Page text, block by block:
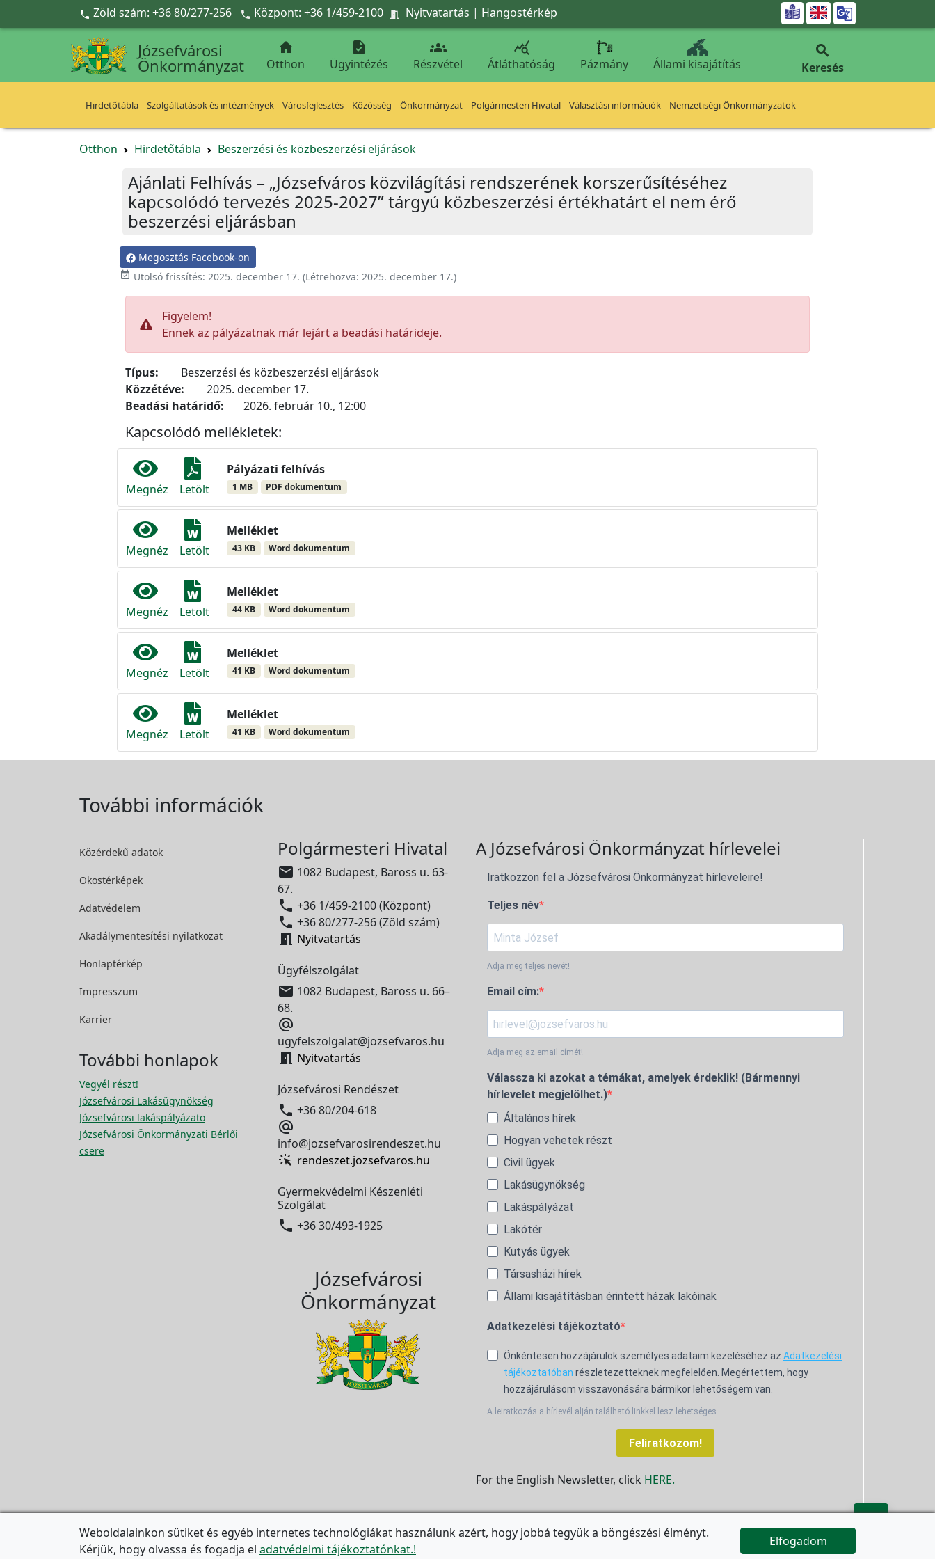
Ugrás a fő tartalomra
 Zöld szám: +36 80/277-256  Központ: +36 1/459-2100  Nyitvatartás | Hangostérkép 
Józsefvárosi
Önkormányzat

Otthon

Ügyintézés

Részvétel

Átláthatóság Pázmány Állami kisajátítás

Keresés
Hirdetőtábla Szolgáltatások és intézmények Városfejlesztés Közösség Önkormányzat Polgármesteri Hivatal Választási információk Nemzetiségi Önkormányzatok
Otthon Hirdetőtábla Beszerzési és közbeszerzési eljárások
Ajánlati Felhívás – „Józsefváros közvilágítási rendszerének korszerűsítéséhez
kapcsolódó tervezés 2025-2027” tárgyú közbeszerzési értékhatárt el nem érő
beszerzési eljárásban
Megosztás Facebook-on
 Utolsó frissítés: 2025. december 17. (Létrehozva: 2025. december 17.)
Figyelem!
Ennek az pályázatnak már lejárt a beadási határideje.
Típus:
Beszerzési és közbeszerzési eljárások
Közzétéve:
2025. december 17.
Beadási határidő:
2026. február 10., 12:00
Kapcsolódó mellékletek:
Megnéz Letölt
Pályázati felhívás
1 MB PDF dokumentum
Megnéz Letölt
Melléklet
43 KB Word dokumentum
Megnéz Letölt
Melléklet
44 KB Word dokumentum
Megnéz Letölt
Melléklet
41 KB Word dokumentum
Megnéz Letölt
Melléklet
41 KB Word dokumentum
További információk
Közérdekű adatok
Okostérképek
Adatvédelem
Akadálymentesítési nyilatkozat
Honlaptérkép
Impresszum
Karrier
További honlapok
Vegyél részt!
Józsefvárosi Lakásügynökség
Józsefvárosi lakáspályázato
Józsefvárosi Önkormányzati Bérlői
csere
Polgármesteri Hivatal
 1082 Budapest, Baross u. 63-
67.
 +36 1/459-2100 (Központ)
 +36 80/277-256 (Zöld szám)
 Nyitvatartás
Ügyfélszolgálat
 1082 Budapest, Baross u. 66–
68.

ugyfelszolgalat@jozsefvaros.hu
 Nyitvatartás
Józsefvárosi Rendészet
 +36 80/204-618

info@jozsefvarosirendeszet.hu
rendeszet.jozsefvaros.hu
Gyermekvédelmi Készenléti
Szolgálat
 +36 30/493-1925
Józsefvárosi
Önkormányzat
A Józsefvárosi Önkormányzat hírlevelei
Iratkozzon fel a Józsefvárosi Önkormányzat hírleveleire!
Teljes név
Adja meg teljes nevét!
Email cím:
Adja meg az email címét!
Válassza ki azokat a témákat, amelyek érdeklik! (Bármennyi
hírlevelet megjelölhet.)
Általános hírek
Hogyan vehetek részt
Civil ügyek
Lakásügynökség
Lakáspályázat
Lakótér
Kutyás ügyek
Társasházi hírek
Állami kisajátításban érintett házak lakóinak
Adatkezelési tájékoztató
Önkéntesen hozzájárulok személyes adataim kezeléséhez az Adatkezelési
tájékoztatóban részletezetteknek megfelelően. Megértettem, hogy
hozzájárulásom visszavonására bármikor lehetőségem van.
A leiratkozás a hírlevél alján található linkkel lesz lehetséges.
Feliratkozom!
For the English Newsletter, click HERE.


Weboldalainkon sütiket és egyéb internetes technológiákat használunk azért, hogy jobbá tegyük a böngészési élményt.
Kérjük, hogy olvassa és fogadja el adatvédelmi tájékoztatónkat.!
Elfogadom